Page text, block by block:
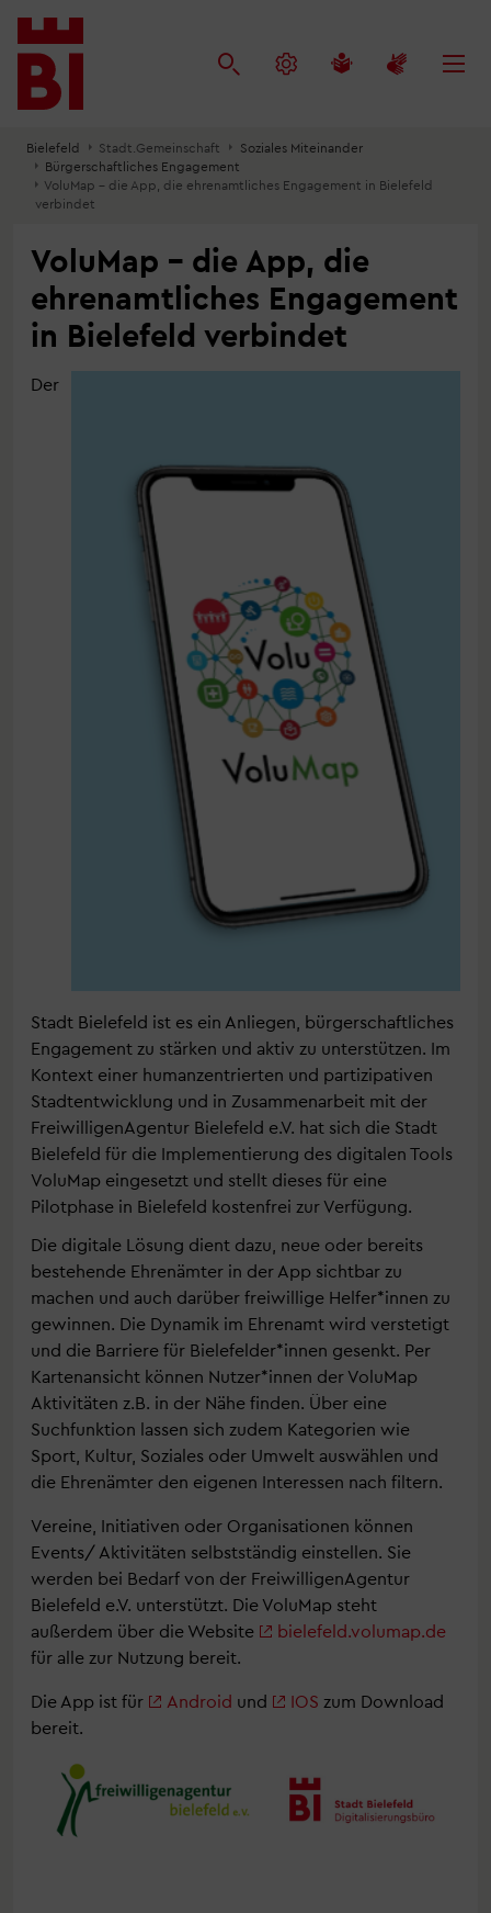
Inhalt
anspringen
Menü
anspringen
Suche
anspringen
Bielefeld Stadt.Gemeinschaft
Soziales Miteinander
Bürgerschaftliches Engagement
VoluMap – die App, die ehrenamtliches Engagement in Bielefeld
verbindet
VoluMap – die App, die
ehrenamtliches Engagement
in Bielefeld verbindet
Der
Stadt Bielefeld ist es ein Anliegen, bürgerschaftliches
Engagement zu stärken und aktiv zu unterstützen. Im
Kontext einer humanzentrierten und partizipativen
Stadtentwicklung und in Zusammenarbeit mit der
FreiwilligenAgentur Bielefeld e.V. hat sich die Stadt
Bielefeld für die Implementierung des digitalen Tools
VoluMap eingesetzt und stellt dieses für eine
Pilotphase in Bielefeld kostenfrei zur Verfügung.
Die digitale Lösung dient dazu, neue oder bereits
bestehende Ehrenämter in der App sichtbar zu
machen und auch darüber freiwillige Helfer*innen zu
gewinnen. Die Dynamik im Ehrenamt wird verstetigt
und die Barriere für Bielefelder*innen gesenkt. Per
Kartenansicht können Nutzer*innen der VoluMap
Aktivitäten z.B. in der Nähe finden. Über eine
Suchfunktion lassen sich zudem Kategorien wie
Sport, Kultur, Soziales oder Umwelt auswählen und
die Ehrenämter den eigenen Interessen nach filtern.
Vereine, Initiativen oder Organisationen können
Events/ Aktivitäten selbstständig einstellen. Sie
werden bei Bedarf von der FreiwilligenAgentur
Bielefeld e.V. unterstützt. Die VoluMap steht
außerdem über die Website
bielefeld.volumap.de
für alle zur Nutzung bereit.
Die App ist für Android und IOS zum Download
bereit.